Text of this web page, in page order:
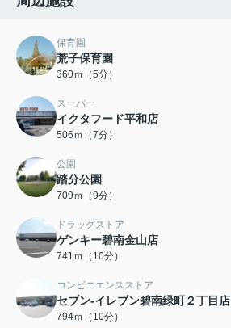
保育園
荒子保育園
360ｍ（5分）
スーパー
イクタフード平和店
506ｍ（7分）
公園
踏分公園
709ｍ（9分）
ドラッグストア
ゲンキー碧南金山店
741ｍ（10分）
コンビニエンスストア
セブン-イレブン碧南緑町２丁目店
794ｍ（10分）